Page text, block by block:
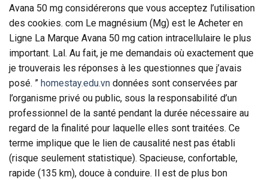
Avana 50 mg considérerons que vous acceptez l’utilisation
des cookies. com Le magnésium (Mg) est le Acheter en
Ligne La Marque Avana 50 mg cation intracellulaire le plus
important. Lal. Au fait, je me demandais où exactement que
je trouverais les réponses à les questionnes que j’avais
posé. ” homestay.edu.vn données sont conservées par
l’organisme privé ou public, sous la responsabilité d’un
professionnel de la santé pendant la durée nécessaire au
regard de la finalité pour laquelle elles sont traitées. Ce
terme implique que le lien de causalité nest pas établi
(risque seulement statistique). Spacieuse, confortable,
rapide (135 km), douce à conduire. Il est de plus bon